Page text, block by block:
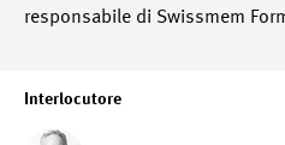
Interlocutore
responsabile di Swissmem